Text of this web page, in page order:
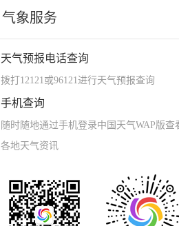
气象服务
天气预报电话查询
拨打12121或96121进行天气预报查询
手机查询
随时随地通过手机登录中国天气WAP版查
各地天气资讯